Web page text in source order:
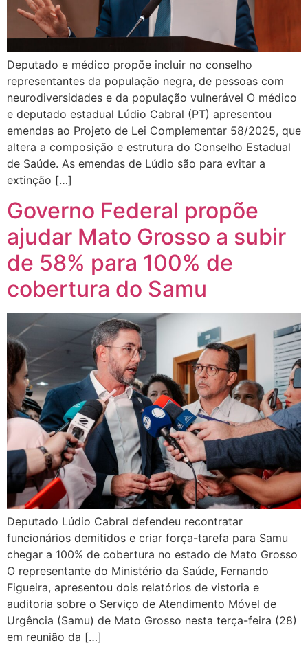
Deputado e médico propõe incluir no conselho
representantes da população negra, de pessoas com
neurodiversidades e da população vulnerável O médico
e deputado estadual Lúdio Cabral (PT) apresentou
emendas ao Projeto de Lei Complementar 58/2025, que
altera a composição e estrutura do Conselho Estadual
de Saúde. As emendas de Lúdio são para evitar a
extinção […]
Governo Federal propõe
ajudar Mato Grosso a subir
de 58% para 100% de
cobertura do Samu
Deputado Lúdio Cabral defendeu recontratar
funcionários demitidos e criar força-tarefa para Samu
chegar a 100% de cobertura no estado de Mato Grosso
O representante do Ministério da Saúde, Fernando
Figueira, apresentou dois relatórios de vistoria e
auditoria sobre o Serviço de Atendimento Móvel de
Urgência (Samu) de Mato Grosso nesta terça-feira (28)
em reunião da […]